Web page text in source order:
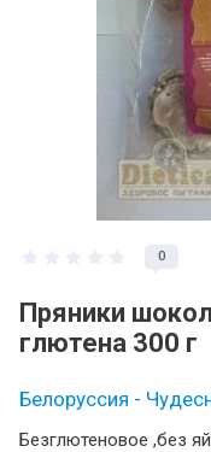
0
Пряники
глютена 300 г
Белоруссия -
Безглютеновое ,без